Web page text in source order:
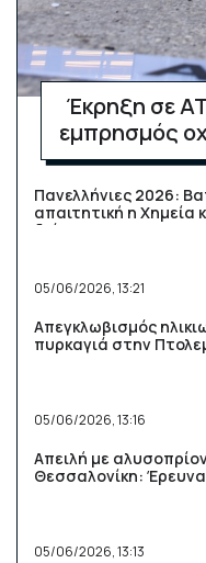
Έκρηξη σε
εμπρησμός
Πανελλήνιες 2026:
απαιτητική η Χημεία
διάκρισης η
05/06/2026, 13:21
Απεγκλωβισμός
πυρκαγιά στην
05/06/2026, 13:16
Απειλή με
Θεσσαλονίκη:
05/06/2026, 13:13